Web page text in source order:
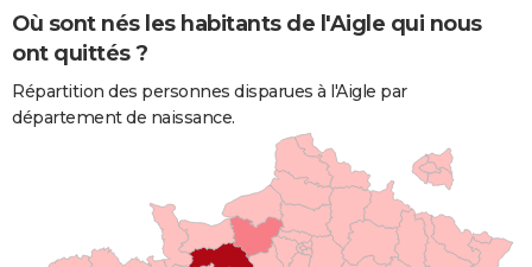
Où sont nés les habitants de l'Aigle qui nous
ont quittés ?
Répartition des personnes disparues à l'Aigle par
département de naissance.